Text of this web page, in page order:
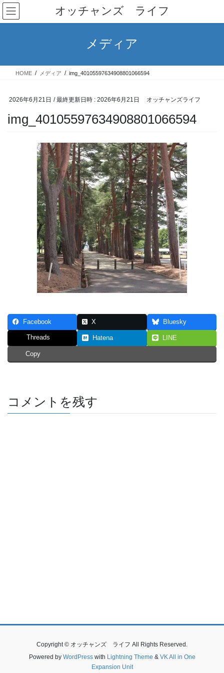
コ
ン
テ
ス
ナ
ビ
ゲ
ン
オッチャンズ ライフ
メディア
HOME メディア img_40105597634908801066594
2026年6月21日 / 最終更新日時 : 2026年6月21日 オッチャンズライフ
img_40105597634908801066594
Facebook X Bluesky
Threads Hatena LINE
Copy
コメントを残す
Copyright © オッチャンズ ライフ All Rights Reserved.
Powered by WordPresswith Lightning Theme & VK All in One
Expansion Unit